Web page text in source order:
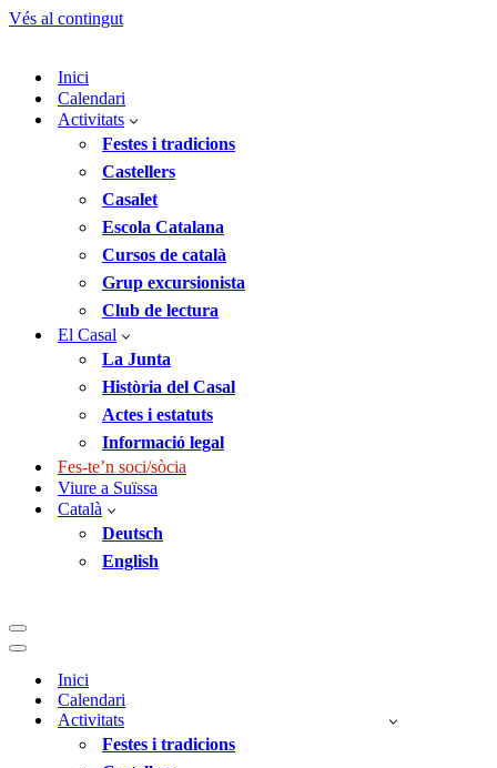
Vés al contingut
Inici
Calendari
Activitats
Festes i tradicions
Castellers
Casalet
Escola Catalana
Cursos de català
Grup excursionista
Club de lectura
El Casal
La Junta
Història del Casal
Actes i estatuts
Informació legal
Fes-te’n soci/sòcia
Viure a Suïssa
Català
Deutsch
English
Menú
de
Menú
navegació
Inici
Calendari
Activitats
Festes i tradicions